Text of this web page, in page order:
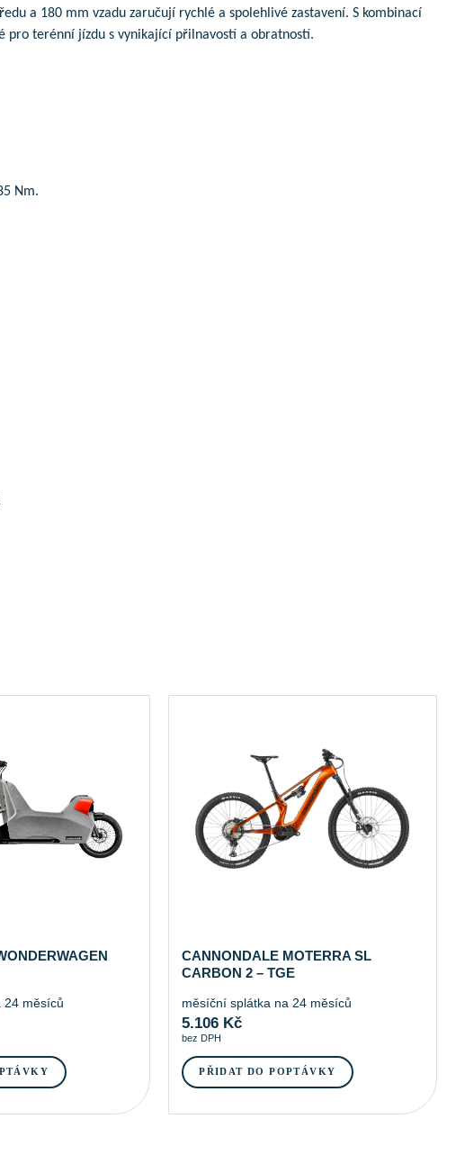
a 180 mm vzadu zaručují rychlé a spolehlivé zastavení. S kombinací
pro terénní jízdu s vynikající přilnavostí a obratností.
Nm.
24 měsíců
CANNONDALE MOTERRA SL
CARBON 2 – TGE
měsíční splátka na 24 měsíců
5.106 Kč
bez DPH
PŘIDAT DO POPTÁVKY